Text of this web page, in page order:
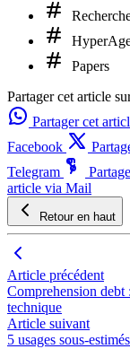
Papers
Partager cet article
Partager cet
Facebook
Telegram
article via Mail
Retour en haut
Article précédent
Comprehension debt
technique
Article suivant
5 usages sous-